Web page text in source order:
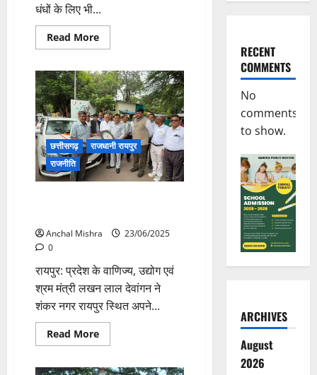
धंधों के लिए भी...
Read MoreRead
more
साय
डॉ.
आंबेडकर
बिजनेस
कॉन्क्लेव
एवं
एक्सिलेंस
अवॉर्ड्स
समारोह
में
हुए
शामिल
छत्तीसगढ़
राजधानी रायपुर
राजनीति
Anchal Mishra
23/06/2025
0
रायपुर: प्रदेश के वाणिज्य, उद्योग एवं
श्रम मंत्री लखन लाल देवांगन ने
शंकर नगर रायपुर स्थित अपने...
Read MoreRead
more
RECENT
COMMENTS
No
comments
to show.
ARCHIVES
August
2026